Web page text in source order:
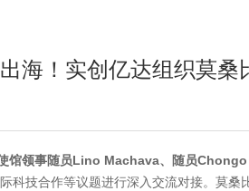
海！实创亿达组织莫桑
馆领事随员Lino Machava、随员
科技合作等议题进行深入交流对接。莫